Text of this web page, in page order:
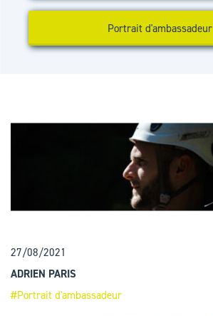
Portrait d'ambassadeur
27/08/2021
ADRIEN PARIS
#Portrait d'ambassadeur